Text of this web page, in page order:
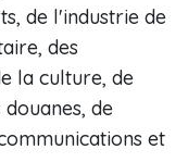
de l'industrie de
des
la culture, de
de
et